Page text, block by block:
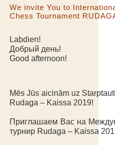
We invite You to
Chess Tournament
Labdien!
Добрый день!
Good afternoon!
Mēs Jūs aicinām uz
Rudaga – Kaissa 2019!
Приглашаем Вас на
турнир Rudaga – Kaissa